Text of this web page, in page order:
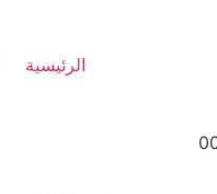
الرئيسية